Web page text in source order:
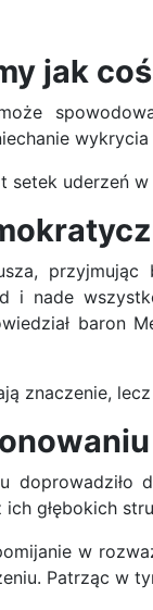
jak
uderzeń
i nade
baron
znaczenie,
głębokich
w
Patrząc w